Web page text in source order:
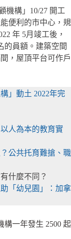
機構」10/27 開工
便利的市中心，規
年 5月竣工後，
的員額。建築空間
，屋頂平台可作戶
」動土 2022年完
人為本的教育實
公共托育難搶、職
什麼不同？
「幼兒園」：加拿
構一年發生 2500 起